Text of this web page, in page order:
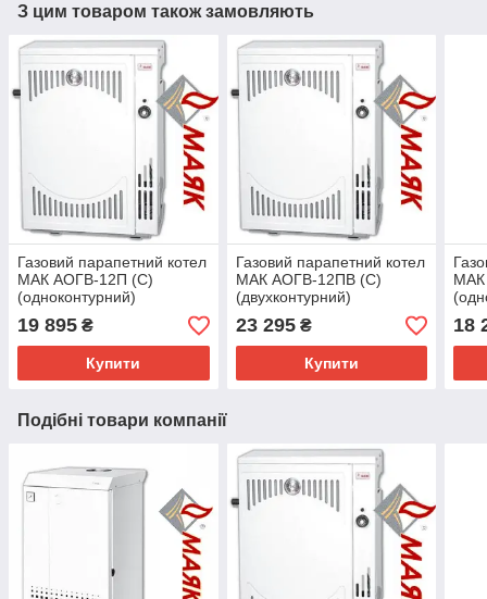
З цим товаром також замовляють
Газовий парапетний котел
МАК АОГВ-12П (С)
(одноконтурний)
19 895 ₴
Купити
Газовий парапетний котел
МАК АОГВ-12ПВ (С)
(двухконтурний)
23 295₴
Купити
МАК
18
Подібні товари компанії